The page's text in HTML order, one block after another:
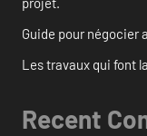
Guide pour négocier
Les travaux qui font
Recent